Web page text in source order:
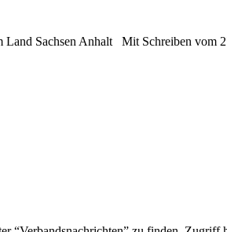
Sachsen Anhalt Mit Schreiben vom